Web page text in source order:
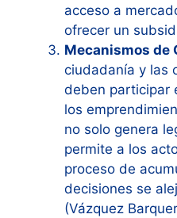
acceso a
ofrecer un
Mecanismos de
ciudadanía y las
deben participar
los
no solo genera
permite a los
proceso de
decisiones se
(Vázquez